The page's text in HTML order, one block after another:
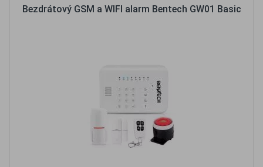
Bezdrátový GSM a WIFI alarm Bentech GW01 Basic